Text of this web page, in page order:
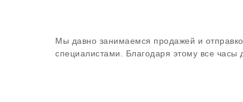
Мы давно занимаемся продажей и
специалистами. Благодаря этому все часы